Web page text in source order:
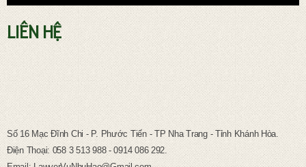
TƯ VẤN PHÁP LUẬT LAO ĐỘNG
LIÊN HỆ
Số 16 Mạc Đĩnh Chi - P. Phước Tiến - TP Nha Trang - Tỉnh Khánh Hòa.
Điện Thoại: 058 3 513 988 - 0914 086 292.